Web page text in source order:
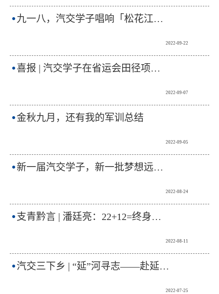
九一八，汽交学子唱响「松花江上」
2022-09-22
喜报 | 汽交学子在省运会田径项目中再创佳绩！
2022-09-07
金秋九月，还有我的军训总结
2022-09-05
新一届汽交学子，新一批梦想远征！
2022-08-24
支青黔言 | 潘廷亮：22+12=终身难忘的1
2022-08-11
汽交三下乡 | “延”河寻志——赴延安革命纪念馆党史学习
2022-07-25